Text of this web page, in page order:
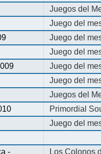
Juegos del
Juego del
Juego del
Juego del
Juego del
Juego del
Juegos del
Primordial
Juego del
-
Los Colonos